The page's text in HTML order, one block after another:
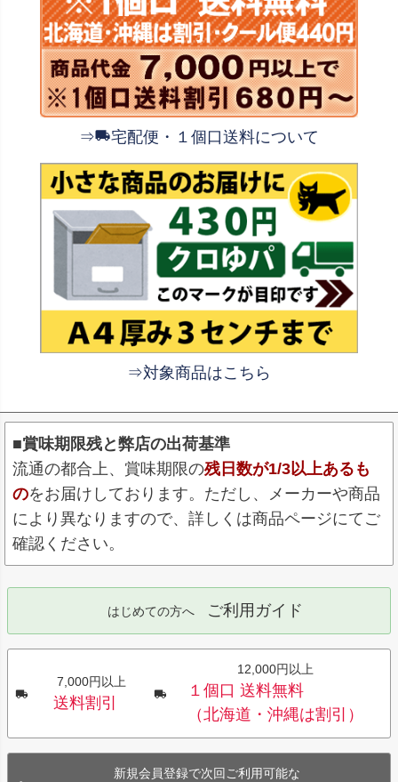
⇒ 宅配便・１個口送料について
⇒対象商品はこちら
■賞味期限残と弊店の出荷基準
流通の都合上、賞味期限の残日数が1/3以上あるも
のをお届けしております。ただし、メーカーや商品
により異なりますので、詳しくは商品ページにてご
確認ください。
はじめての方へ ご利用ガイド
7,000円以上
送料割引
12,000円以上
１個口 送料無料
（北海道・沖縄は割引）
新規会員登録で次回ご利用可能な